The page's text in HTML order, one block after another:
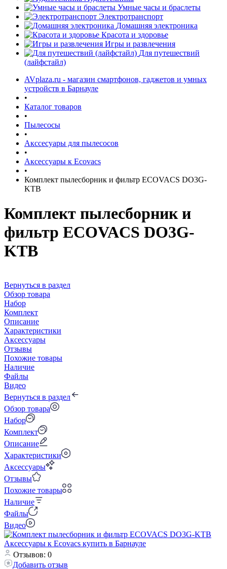
Умные часы и браслеты
Электротранспорт
Домашняя электроника
Красота и здоровье
Игры и развлечения
Для путешествий
(лайфстайл)
AVplaza.ru - магазин смартфонов, гаджетов и умных
устройств в Барнауле
•
Каталог товаров
•
Пылесосы
•
Акссесуары для пылесосов
•
Аксессуары к Ecovacs
•
Комплект пылесборник и фильтр ECOVACS DO3G-
KTB
Комплект пылесборник и
фильтр ECOVACS DO3G-
KTB
Вернуться в раздел
Обзор товара
Набор
Комплект
Описание
Характеристики
Аксессуары
Отзывы
Похожие товары
Наличие
Файлы
Видео
Вернуться в раздел
Обзор товара
Набор
Комплект
Описание
Характеристики
Аксессуары
Отзывы
Похожие товары
Наличие
Файлы
Видео
Отзывов: 0
Добавить отзыв